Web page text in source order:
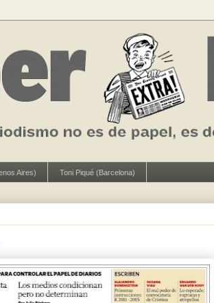
Aires) Toni Piqué (Barcelona)